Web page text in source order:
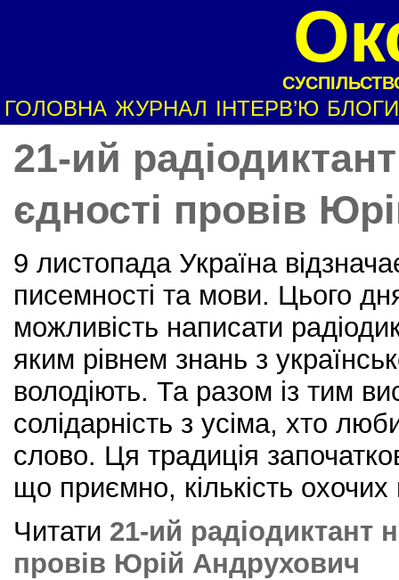
ГОЛОВНА ЖУРНАЛ ІНТЕРВ’Ю БЛОГИ
21-ий
єдності провів
9 листопада Україна
писемності та мови. Цього
можливість написати
яким рівнем знань з
володіють. Та разом із тим
солідарність з усіма, хто
слово. Ця традиція
що приємно, кількість охочих
Читати 21-ий радіодиктант
провів Юрій Андрухович